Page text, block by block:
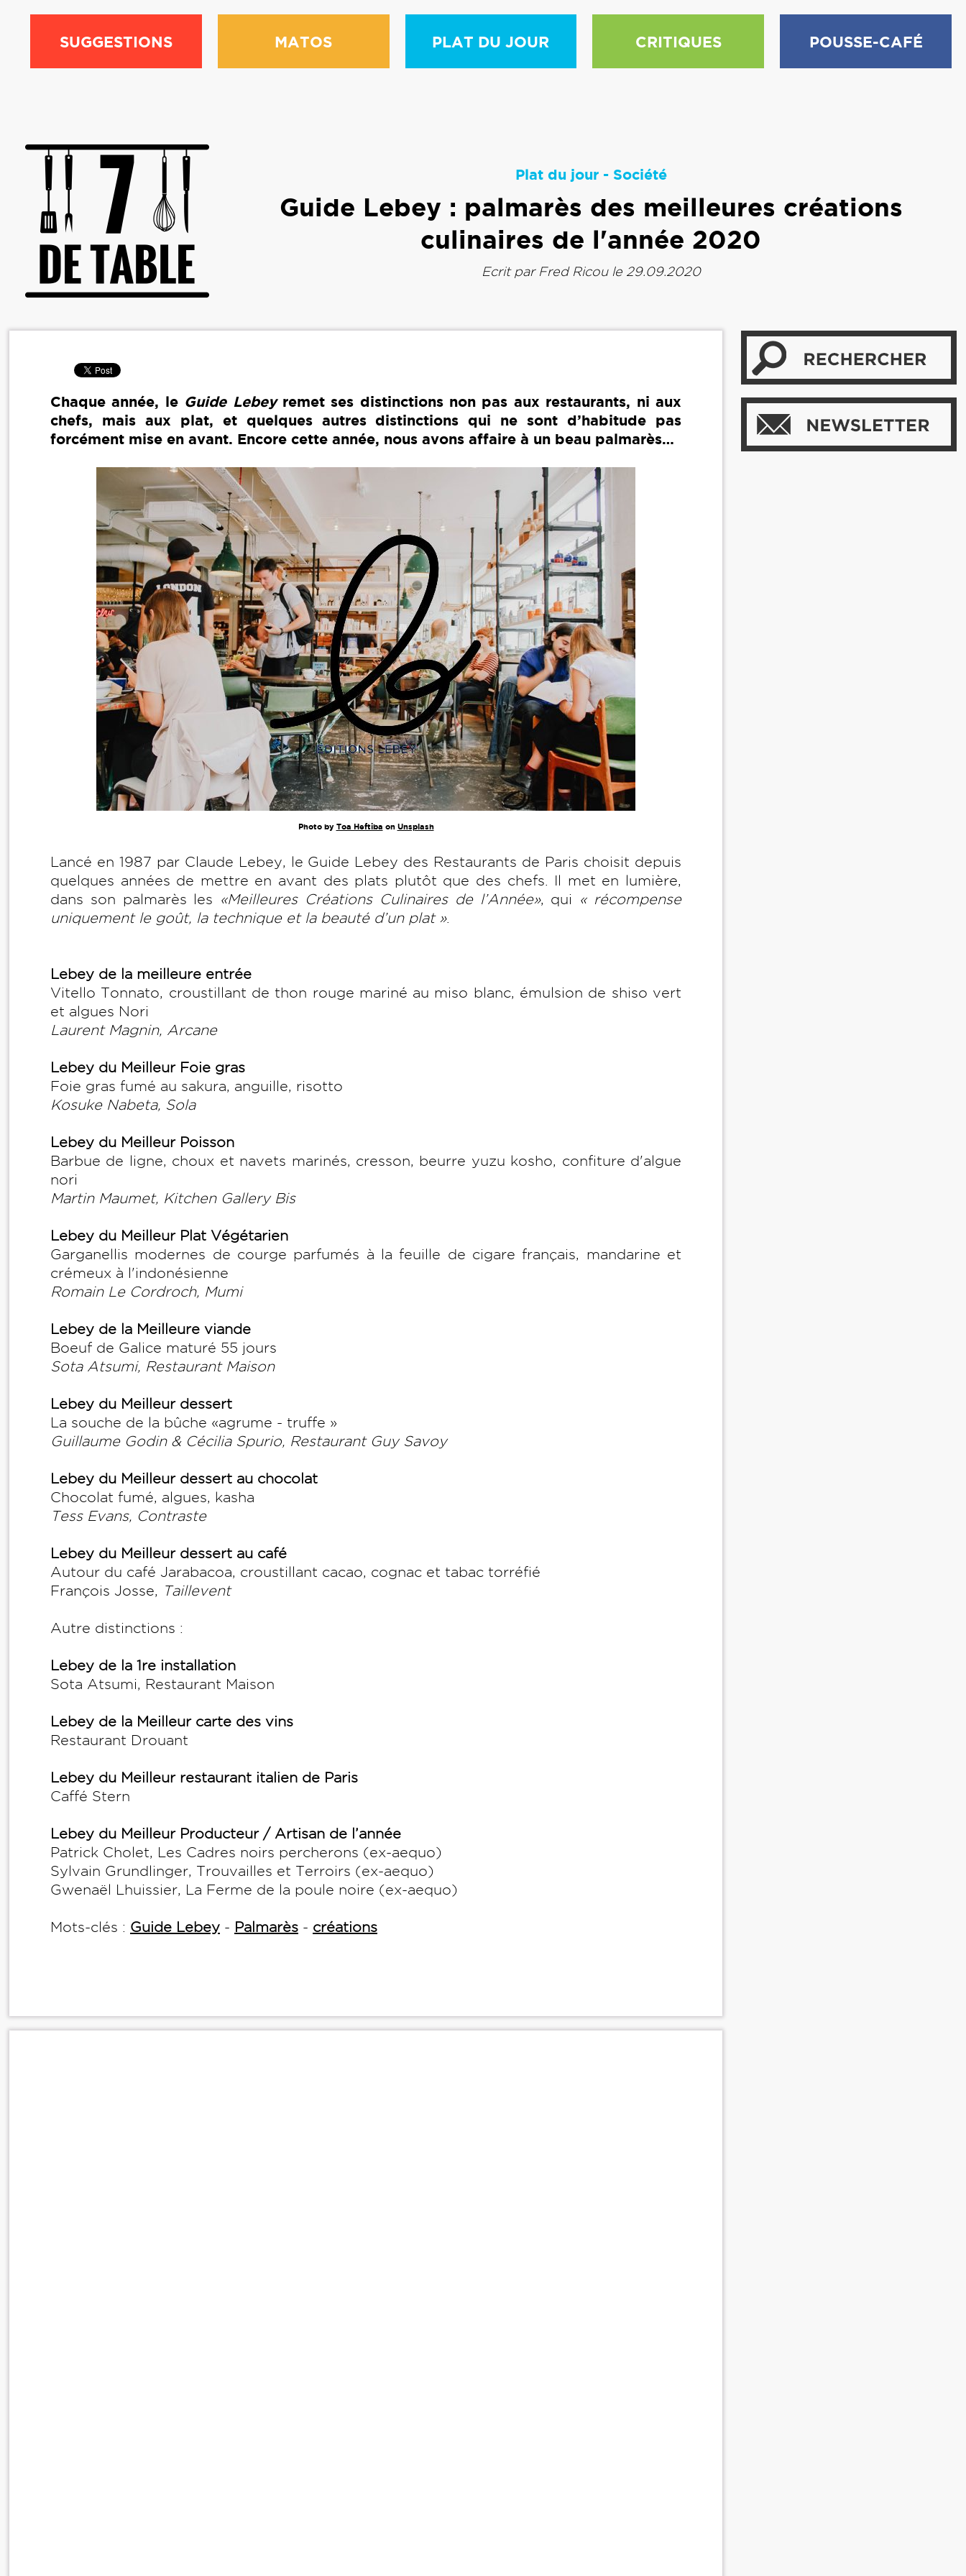
SUGGESTIONS MATOS PLAT DU JOUR CRITIQUES POUSSE-CAFÉ
Plat du jour- Société
Guide Lebey : palmarès des meilleures créations
culinaires de l'année 2020
Ecrit par Fred Ricoule 29.09.2020
Chaque année, le Guide Lebeyremet ses distinctions non pas aux restaurants, ni aux
chefs, mais aux plat, et quelques autres distinctions qui ne sont d’habitude pas
forcément mise en avant. Encore cette année, nous avons affaire à un beau palmarès…
Photo by Toa Heftiba on Unsplash
Lancé en 1987 par Claude Lebey, le Guide Lebey des Restaurants de Paris choisit depuis
quelques années de mettre en avant des plats plutôt que des chefs. Il met en lumière,
dans son palmarès les «Meilleures Créations Culinaires de l’Année», qui « récompense
uniquement le goût, la technique et la beauté d’un plat ».
Lebey de la meilleure entrée
Vitello Tonnato, croustillant de thon rouge mariné au miso blanc, émulsion de shiso vert
et algues Nori
Laurent Magnin, Arcane
Lebey du Meilleur Foie gras
Foie gras fumé au sakura, anguille, risotto
Kosuke Nabeta, Sola
Lebey du Meilleur Poisson
Barbue de ligne, choux et navets marinés, cresson, beurre yuzu kosho, confiture d'algue
nori
Martin Maumet, Kitchen Gallery Bis
Lebey du Meilleur Plat Végétarien
Garganellis modernes de courge parfumés à la feuille de cigare français, mandarine et
crémeux à l'indonésienne
Romain Le Cordroch, Mumi
Lebey de la Meilleure viande
Boeuf de Galice maturé 55 jours
Sota Atsumi, Restaurant Maison
Lebey du Meilleur dessert
La souche de la bûche «agrume - truffe »
Guillaume Godin & Cécilia Spurio, Restaurant Guy Savoy
Lebey du Meilleur dessert au chocolat
Chocolat fumé, algues, kasha
Tess Evans, Contraste
Lebey du Meilleur dessert au café
Autour du café Jarabacoa, croustillant cacao, cognac et tabac torréfié
François Josse, Taillevent
Autre distinctions :
Lebey de la 1re installation
Sota Atsumi, Restaurant Maison
Lebey de la Meilleur carte des vins
Restaurant Drouant
Lebey du Meilleur restaurant italien de Paris
Caffé Stern
Lebey du Meilleur Producteur / Artisan de l’année
Patrick Cholet, Les Cadres noirs percherons (ex-aequo)
Sylvain Grundlinger, Trouvailles et Terroirs (ex-aequo)
Gwenaël Lhuissier, La Ferme de la poule noire (ex-aequo)
Mots-clés : Guide Lebey - Palmarès - créations